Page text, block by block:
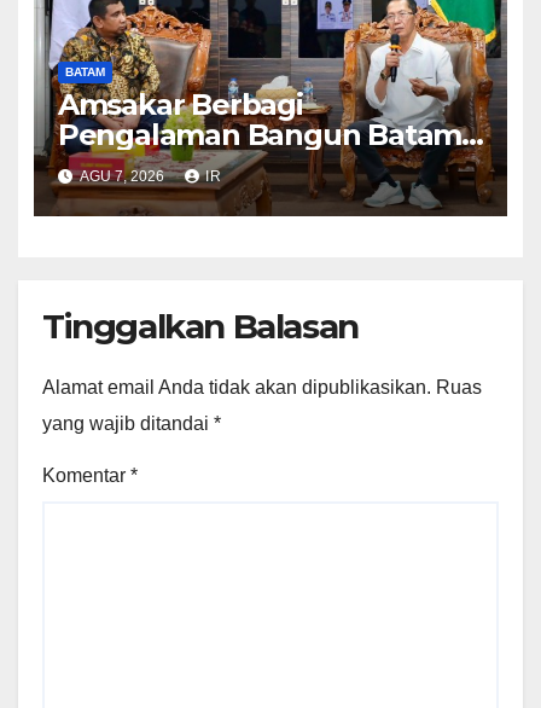
BATAM
Amsakar Berbagi
Pengalaman Bangun Batam,
DPRD Dumai Dalami
Pendidikan hingga Investasi
AGU 7, 2026 IR
Tinggalkan Balasan
Alamat email Anda tidak akan dipublikasikan. Ruas
yang wajib ditandai *
Komentar *